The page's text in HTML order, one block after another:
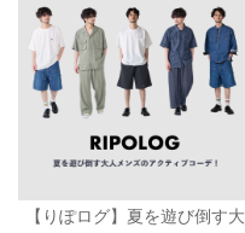
【りぽログ】夏を遊び倒す大